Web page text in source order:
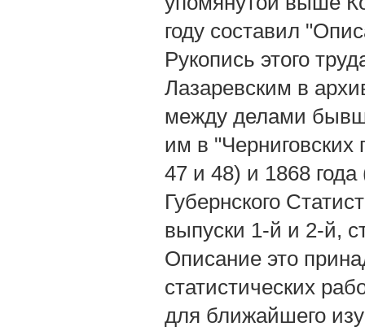
году составил
Рукопись этого
Лазаревским в
между делами
им в
47 и 48) и 1868
Губернского
выпуски 1-й и 2-й,
Описание это
статистических
для ближайшего